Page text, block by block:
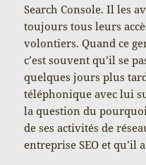
Search Console. Il les
toujours tous leurs
volontiers. Quand ce
c’est souvent qu’il se
quelques jours plus
téléphonique avec lui
la question du
de ses activités de
entreprise SEO et qu’il